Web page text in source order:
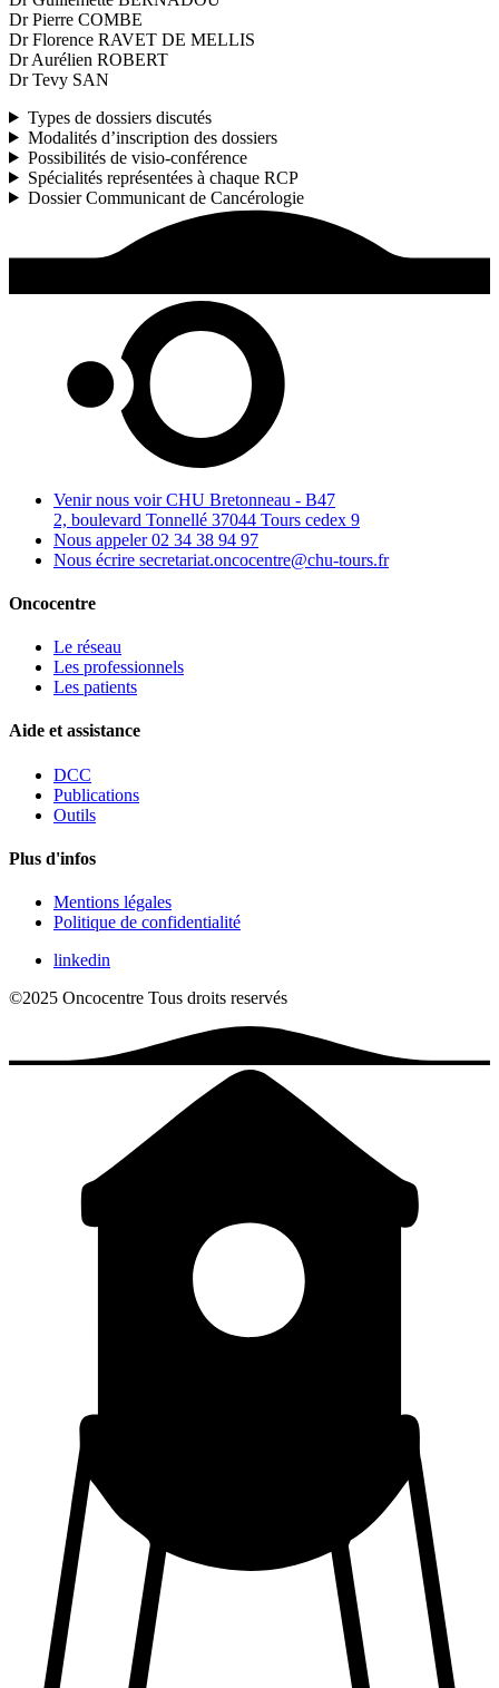
Dr Pierre COMBE
Dr Florence RAVET DE MELLIS
Dr Aurélien ROBERT
Dr Tevy SAN
Types de dossiers discutés
Modalités d’inscription des dossiers
Possibilités de visio-conférence
Spécialités représentées à chaque RCP
Dossier Communicant de Cancérologie
Venir nous voir CHU Bretonneau - B47
2, boulevard Tonnellé 37044 Tours cedex 9
Nous appeler 02 34 38 94 97
Nous écrire secretariat.oncocentre@chu-tours.fr
Oncocentre
Le réseau
Les professionnels
Les patients
Aide et assistance
DCC
Publications
Outils
Plus d'infos
Mentions légales
Politique de confidentialité
linkedin
©2025 Oncocentre Tous droits reservés